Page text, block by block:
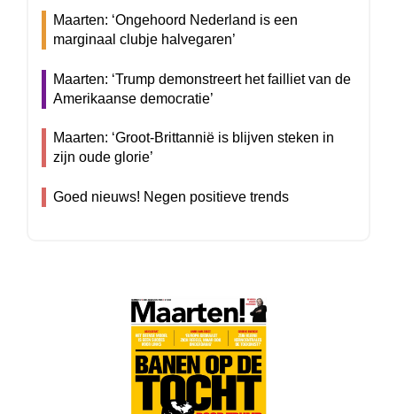
Maarten: ‘Ongehoord Nederland is een
marginaal clubje halvegaren’
Maarten: ‘Trump demonstreert het failliet van de
Amerikaanse democratie’
Maarten: ‘Groot-Brittannië is blijven steken in
zijn oude glorie’
Goed nieuws! Negen positieve trends